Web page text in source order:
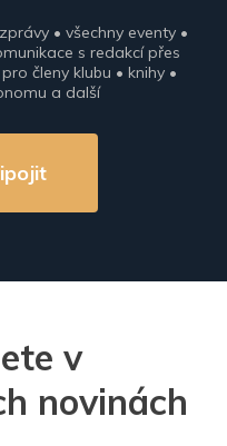
• všechny eventy •
s redakcí přes
členy klubu • knihy •
a další
v
novinách